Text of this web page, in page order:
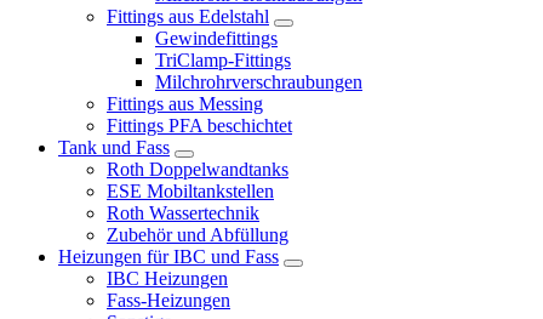
Fittings aus Edelstahl
Gewindefittings
TriClamp-Fittings
Milchrohrverschraubungen
Fittings aus Messing
Fittings PFA beschichtet
Tank und Fass
Roth Doppelwandtanks
ESE Mobiltankstellen
Roth Wassertechnik
Zubehör und Abfüllung
Heizungen für IBC und Fass
IBC Heizungen
Fass-Heizungen